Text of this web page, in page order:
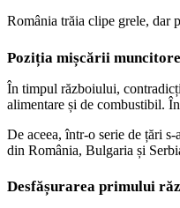
România trăia clipe grele, dar
Poziția mișcării
În timpul războiului,
alimentare și de combustibil.
De aceea, într-o serie de țări
din România, Bulgaria și
Desfășurarea primului